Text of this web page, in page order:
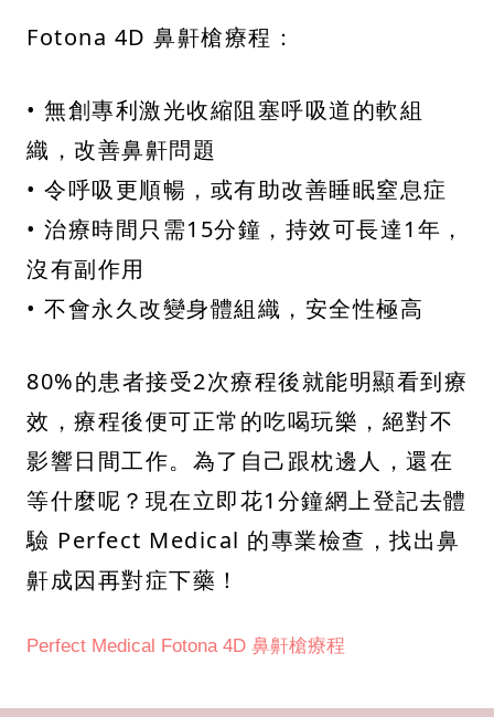
Fotona 4D 鼻鼾槍療程：
• 無創專利激光收縮阻塞呼吸道的軟組
織，改善鼻鼾問題
• 令呼吸更順暢，或有助改善睡眠窒息症
• 治療時間只需15分鐘，持效可長達1年，
沒有副作用
• 不會永久改變身體組織，安全性極高
80%的患者接受2次療程後就能明顯看到療
效，療程後便可正常的吃喝玩樂，絕對不
影響日間工作。為了自己跟枕邊人，還在
等什麼呢？現在立即花1分鐘網上登記去體
驗 Perfect Medical 的專業檢查，找出鼻
鼾成因再對症下藥！
Perfect Medical Fotona 4D 鼻鼾槍療程